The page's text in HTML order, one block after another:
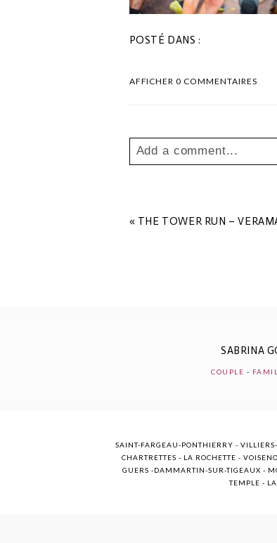
POSTÉ DANS :
AFFICHER0 COMMENTAIRES
Add a comment...
« THE TOWER RUN –
SABRINA
COUPLE -
SAINT-FARGEAU-PONTHIERRY -
CHARTRETTES - LA ROCHETTE -
GUERS -DAMMARTIN-SUR-TIGEAUX -
TEMPLE -